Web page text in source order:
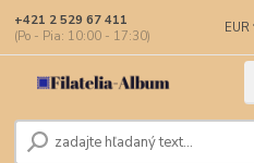
EUR
+421 2 529 67 411
(Po - Pia: 10:00 - 17:30)